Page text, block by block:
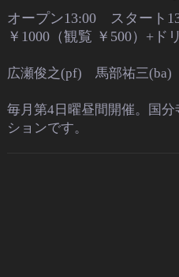
オープン13:00 スタート
￥1000（観覧 ￥500）+ド
広瀬俊之(pf) 馬部祐三(ba)
毎月第4日曜昼間開催。国
ションです。